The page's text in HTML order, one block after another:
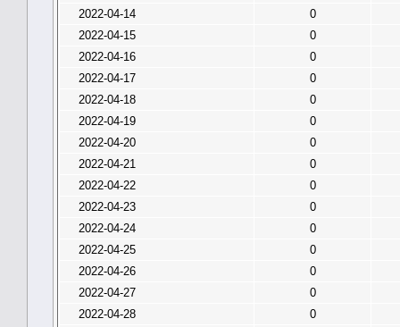
2022-04-14
0
2022-04-15
0
2022-04-16
0
2022-04-17
0
2022-04-18
0
2022-04-19
0
2022-04-20
0
2022-04-21
0
2022-04-22
0
2022-04-23
0
2022-04-24
0
2022-04-25
0
2022-04-26
0
2022-04-27
0
2022-04-28
0